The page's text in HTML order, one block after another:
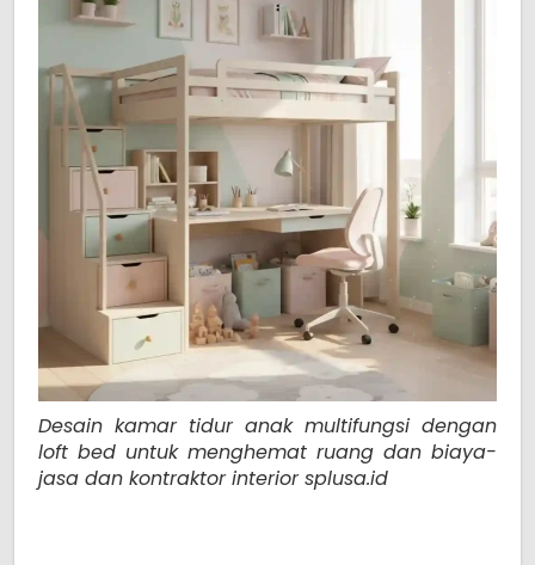
Desain kamar tidur anak multifungsi dengan
loft bed untuk menghemat ruang dan biaya-
jasa dan kontraktor interior splusa.id